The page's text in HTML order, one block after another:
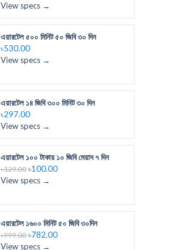
View specs →
এয়ারটেল ৫০০ মিনিট ৫০ জিবি ৩০ দিন
৳530.00
View specs →
এয়ারটেল ১৪ জিবি ৩০০ মিনিট ৩০ দিন
৳297.00
View specs →
এয়ারটেল ১০০ টাকায় ১০ জিবি মেয়াদ ৭ দিন
৳129.00 ৳100.00
View specs →
এয়ারটেল ১৬০০ মিনিট ৫০ জিবি ৩০দিন
৳999.00 ৳782.00
View specs →